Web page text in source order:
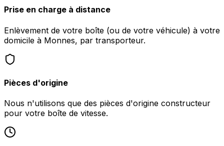
Prise en charge à distance
Enlèvement de votre boîte (ou de votre véhicule) à votre
domicile à Monnes, par transporteur.
Pièces d'origine
Nous n'utilisons que des pièces d'origine constructeur
pour votre boîte de vitesse.